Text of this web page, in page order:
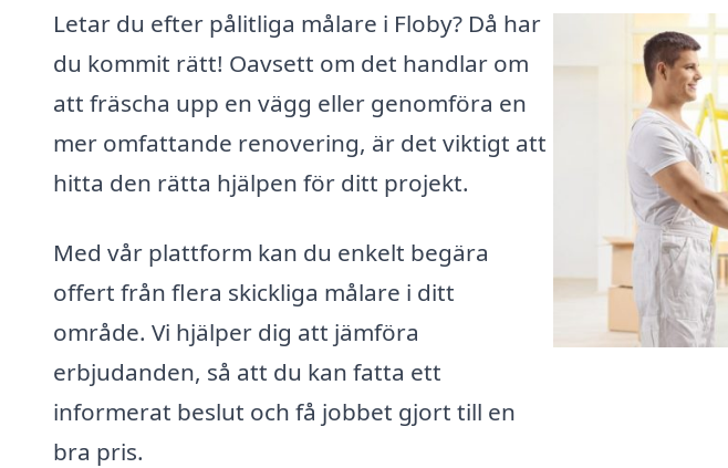
Letar du efter pålitliga målare i Floby? Då har
du kommit rätt! Oavsett om det handlar om
att fräscha upp en vägg eller genomföra en
mer omfattande renovering, är det viktigt att
hitta den rätta hjälpen för ditt projekt.
Med vår plattform kan du enkelt begära
offert från flera skickliga målare i ditt
område. Vi hjälper dig att jämföra
erbjudanden, så att du kan fatta ett
informerat beslut och få jobbet gjort till en
bra pris.